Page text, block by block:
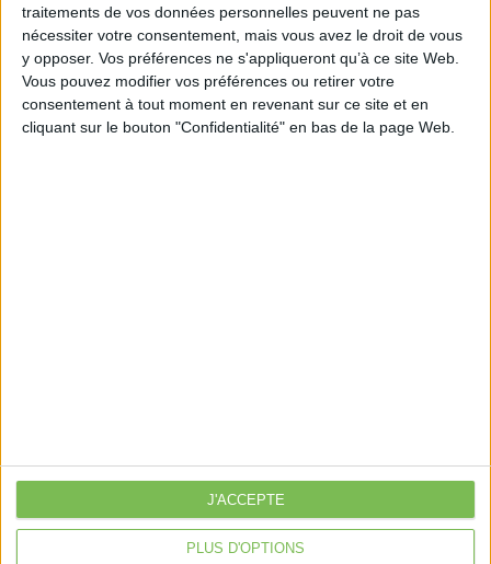
traitements de vos données personnelles peuvent ne pas
nécessiter votre consentement, mais vous avez le droit de vous
y opposer. Vos préférences ne s'appliqueront qu’à ce site Web.
Vous pouvez modifier vos préférences ou retirer votre
consentement à tout moment en revenant sur ce site et en
cliquant sur le bouton "Confidentialité" en bas de la page Web.
PLUS D'OPTIONS
J'ACCEPTE
https://www.eurex.fr/k4_22161089/
À la une
Déclaration Impôt sur le Revenu